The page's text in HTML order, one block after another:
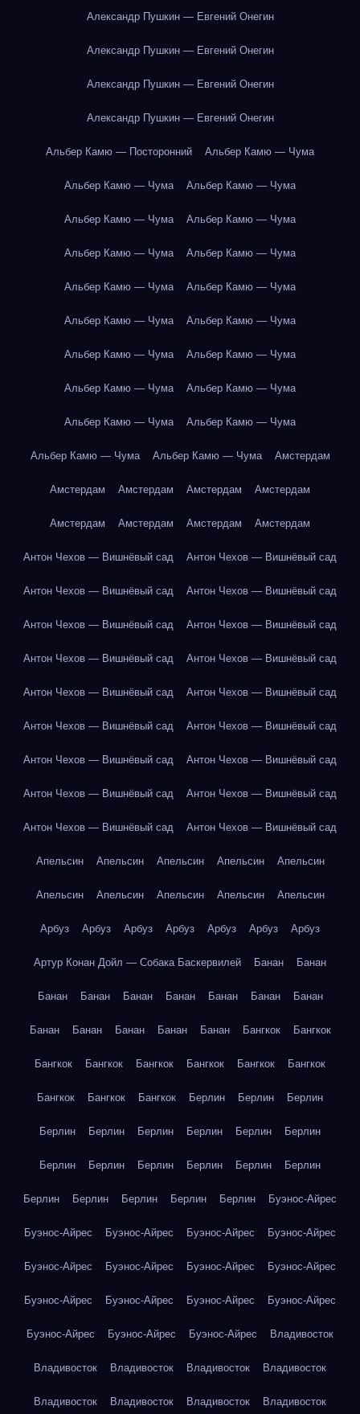
Александр Пушкин — Евгений Онегин
Александр Пушкин — Евгений Онегин
Александр Пушкин — Евгений Онегин
Александр Пушкин — Евгений Онегин
Альбер Камю — Посторонний Альбер Камю — Чума
Альбер Камю — Чума Альбер Камю — Чума
Альбер Камю — Чума Альбер Камю — Чума
Альбер Камю — Чума Альбер Камю — Чума
Альбер Камю — Чума Альбер Камю — Чума
Альбер Камю — Чума Альбер Камю — Чума
Альбер Камю — Чума Альбер Камю — Чума
Альбер Камю — Чума Альбер Камю — Чума
Альбер Камю — Чума Альбер Камю — Чума
Альбер Камю — Чума Альбер Камю — Чума Амстердам
Амстердам Амстердам Амстердам Амстердам
Амстердам Амстердам Амстердам Амстердам
Антон Чехов — Вишнёвый сад Антон Чехов — Вишнёвый сад
Антон Чехов — Вишнёвый сад Антон Чехов — Вишнёвый сад
Антон Чехов — Вишнёвый сад Антон Чехов — Вишнёвый сад
Антон Чехов — Вишнёвый сад Антон Чехов — Вишнёвый сад
Антон Чехов — Вишнёвый сад Антон Чехов — Вишнёвый сад
Антон Чехов — Вишнёвый сад Антон Чехов — Вишнёвый сад
Антон Чехов — Вишнёвый сад Антон Чехов — Вишнёвый сад
Антон Чехов — Вишнёвый сад Антон Чехов — Вишнёвый сад
Антон Чехов — Вишнёвый сад Антон Чехов — Вишнёвый сад
Апельсин Апельсин Апельсин Апельсин Апельсин
Апельсин Апельсин Апельсин Апельсин Апельсин
Арбуз Арбуз Арбуз Арбуз Арбуз Арбуз Арбуз
Артур Конан Дойл — Собака Баскервилей Банан Банан
Банан Банан Банан Банан Банан Банан Банан
Банан Банан Банан Банан Банан Бангкок Бангкок
Бангкок Бангкок Бангкок Бангкок Бангкок Бангкок
Бангкок Бангкок Бангкок Берлин Берлин Берлин
Берлин Берлин Берлин Берлин Берлин Берлин
Берлин Берлин Берлин Берлин Берлин Берлин
Берлин Берлин Берлин Берлин Берлин Буэнос-Айрес
Буэнос-Айрес Буэнос-Айрес Буэнос-Айрес Буэнос-Айрес
Буэнос-Айрес Буэнос-Айрес Буэнос-Айрес Буэнос-Айрес
Буэнос-Айрес Буэнос-Айрес Буэнос-Айрес Буэнос-Айрес
Буэнос-Айрес Буэнос-Айрес Буэнос-Айрес Владивосток
Владивосток Владивосток Владивосток Владивосток
Владивосток Владивосток Владивосток Владивосток